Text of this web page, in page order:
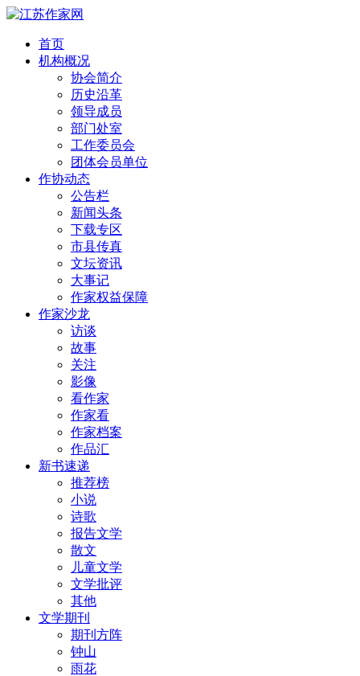
首页
机构概况
协会简介
历史沿革
领导成员
部门处室
工作委员会
团体会员单位
作协动态
公告栏
新闻头条
下载专区
市县传真
文坛资讯
大事记
作家权益保障
作家沙龙
访谈
故事
关注
影像
看作家
作家看
作家档案
作品汇
新书速递
推荐榜
小说
诗歌
报告文学
散文
儿童文学
文学批评
其他
文学期刊
期刊方阵
钟山
雨花